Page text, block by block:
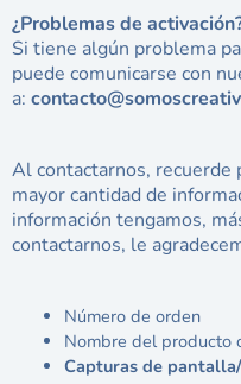
¿Problemas de
Si tiene algún problema
puede comunicarse con
a:
Al contactarnos, recuerde
mayor cantidad de
información tengamos,
contactarnos, le
Número de orden
Nombre del producto
Capturas de